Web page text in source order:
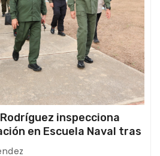
inspecciona
en Escuela Naval tras
en La Guaira